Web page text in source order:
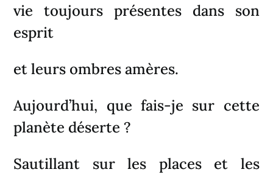
vie toujours présentes dans son
esprit
et leurs ombres amères.
Aujourd’hui, que fais-je sur cette
planète déserte ?
Sautillant sur les places et les